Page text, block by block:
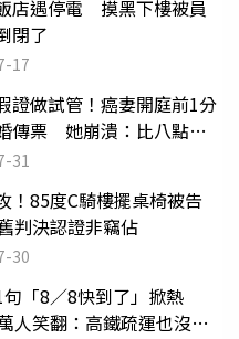
店遇停電 摸黑下樓被員
閉了
17
證做試管！癌妻開庭前1分
傳票 她崩潰：比八點檔
31
！85度C騎樓擺桌椅被告
判決認證非竊佔
30
「8／8快到了」掀熱
笑翻：高鐵疏運也沒列